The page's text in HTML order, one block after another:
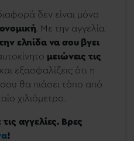
δεν είναι μόνο
. Με την αγγελία
ελπίδα να σου βγει
μειώνεις τις
και εξασφαλίζεις ότι η
θα πιάσει τόπο από
χιλιόμετρο.
αγγελίες. Βρες
!